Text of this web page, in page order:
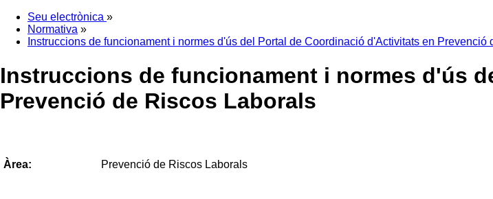
Seu electrònica »
Normativa »
Instruccions de funcionament i normes d'ús del Portal de Coordinació d'Activitats en Prevenció
Instruccions de funcionament i normes d'ús
Prevenció de Riscos Laborals
Àrea: Prevenció de Riscos Laborals